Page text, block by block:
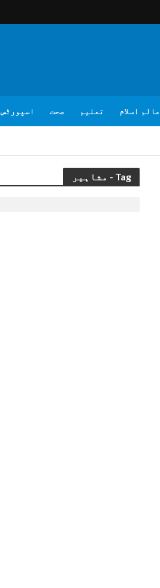
عالم اسلام تعلیم صحت اسپورٹس
Tag - مشاہیر